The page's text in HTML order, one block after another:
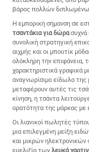
βάρος πολλών
Η εμπορική σήμανση σε
τσαντάκια για δώρασυχνά
συνολική στρατηγική
αιχμής και οι μπουτίκ
ολόκληρη την επιφάνεια,
χαρακτηριστικά γραφικά
αναγνωρίσιμο είδωλο
μεταφέρουν αυτές τις
κίνηση, η τσάντα
ορατότητα της μάρκας με
Οι λιανικοί πωλητές
μια επιλεγμένη μείξη
και μικρών
ευελιξία των λευκά